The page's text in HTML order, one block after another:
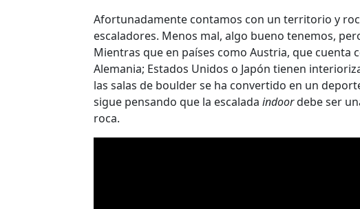
Afortunadamente contamos con un territorio y
escaladores. Menos mal, algo bueno tenemos,
Mientras que en países como Austria, que cuenta
Alemania; Estados Unidos o Japón tienen
las salas de boulder se ha convertido en un
sigue pensando que la escalada indoordebe ser
roca.